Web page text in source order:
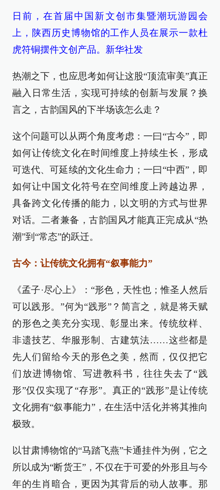
日前，在首届中国新文创市集暨潮玩游园会
上，陕西历史博物馆的工作人员在展示一款杜
虎符铜摆件文创产品。新华社发
热潮之下，也应思考如何让这股“顶流审美”真正
融入日常生活，实现可持续的创新与发展？换
言之，古韵国风的下半场该怎么走？
这个问题可以从两个角度考虑：一曰“古今”，即
如何让传统文化在时间维度上持续生长，形成
可迭代、可延续的文化生命力；一曰“中西”，即
如何让中国文化符号在空间维度上跨越边界，
具备跨文化传播的能力，以文明的方式与世界
对话。二者兼备，古韵国风才能真正完成从“热
潮”到“常态”的跃迁。
古今：让传统文化拥有“叙事能力”
《孟子·尽心上》：“形色，天性也；惟圣人然后
可以践形。”何为“践形”？简言之，就是将天赋
的形色之美充分实现、彰显出来。传统纹样、
非遗技艺、华服形制、古建筑法……这些都是
先人们留给今天的形色之美，然而，仅仅把它
们放进博物馆、写进教科书，往往失去了“践
形”仅仅实现了“存形”。真正的“践形”是让传统
文化拥有“叙事能力”，在生活中活化并将其推向
极致。
以甘肃博物馆的“马踏飞燕”卡通挂件为例，它之
所以成为“断货王”，不仅在于可爱的外形且与今
年的生肖暗合，更因为其背后的动人故事。那